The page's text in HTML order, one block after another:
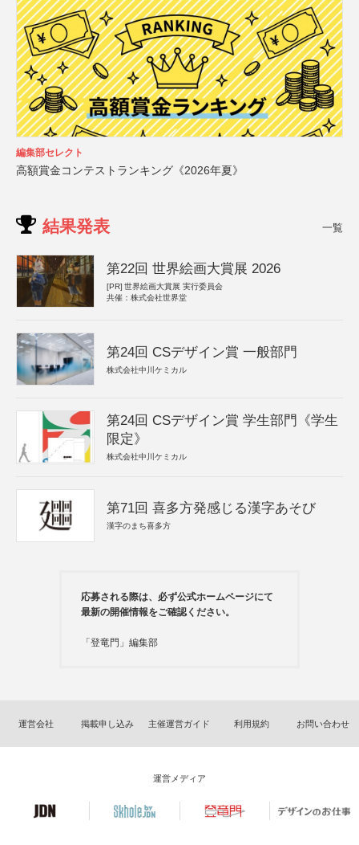
編集部セレクト
高額賞金コンテストランキング《2026年夏》
結果発表 一覧
第22回 世界絵画大賞展 2026
[PR] 世界絵画大賞展 実行委員会
共催：株式会社世界堂
第24回 CSデザイン賞 一般部門
株式会社中川ケミカル
第24回 CSデザイン賞 学生部門《学生
限定》
株式会社中川ケミカル
第71回 喜多方発感じる漢字あそび
漢字のまち喜多方
応募される際は、必ず公式ホームページにて
最新の開催情報をご確認ください。
「登竜門」編集部
運営会社 掲載申し込み 主催運営ガイド 利用規約 お問い合わせ
運営メディア